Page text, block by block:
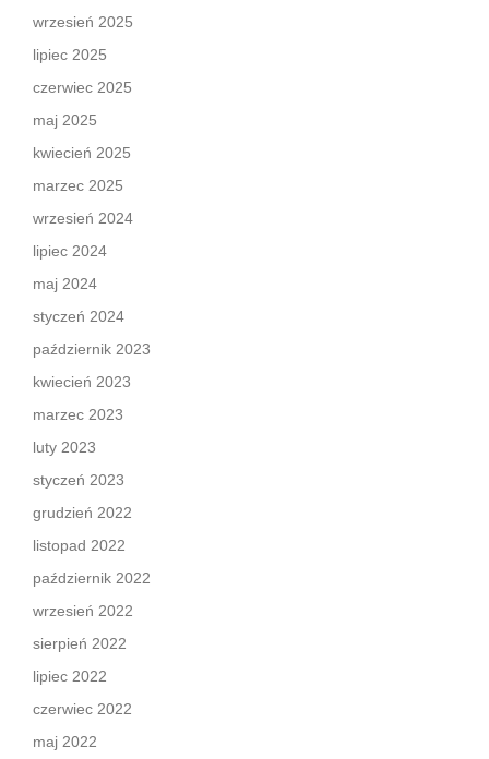
wrzesień 2025
lipiec 2025
czerwiec 2025
maj 2025
kwiecień 2025
marzec 2025
wrzesień 2024
lipiec 2024
maj 2024
styczeń 2024
październik 2023
kwiecień 2023
marzec 2023
luty 2023
styczeń 2023
grudzień 2022
listopad 2022
październik 2022
wrzesień 2022
sierpień 2022
lipiec 2022
czerwiec 2022
maj 2022